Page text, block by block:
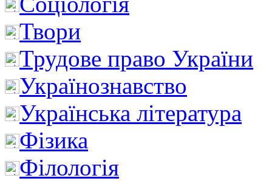
Твори
Трудове право України
Українознавство
Українська література
Фізика
Філологія